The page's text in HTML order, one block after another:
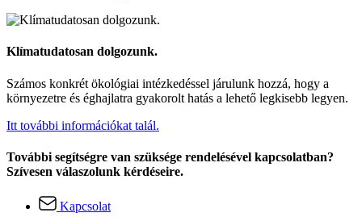
Klímatudatosan dolgozunk.
Számos konkrét ökológiai intézkedéssel járulunk hozzá, hogy a
környezetre és éghajlatra gyakorolt hatás a lehető legkisebb legyen.
Itt további információkat talál.
További segítségre van szüksége rendelésével kapcsolatban?
Szívesen válaszolunk kérdéseire.
Kapcsolat